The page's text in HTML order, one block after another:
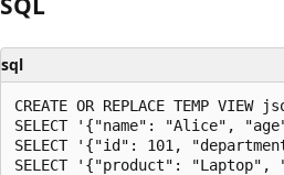
sql
CREATE OR REPLACE TEMP VIEW
SELECT '{"name": "Alice",
SELECT '{"id": 101,
SELECT '{"product":